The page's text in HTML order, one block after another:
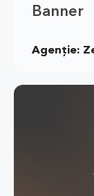
Banner
Agenție: